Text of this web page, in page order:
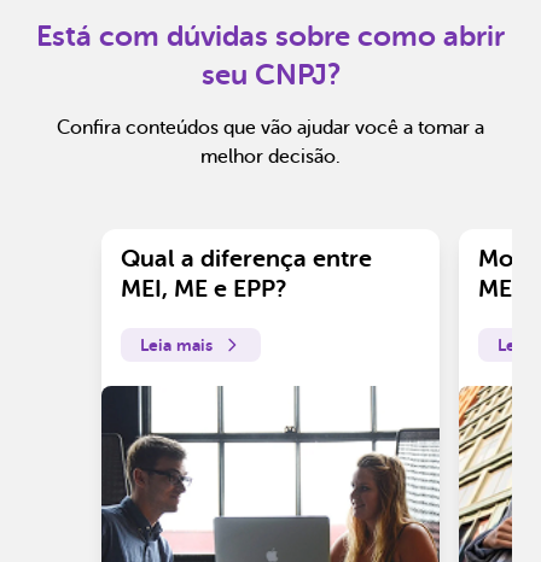
Está com dúvidas sobre como abrir
seu CNPJ?
Confira conteúdos que vão ajudar você a tomar a
melhor decisão.
Qual a diferença entre
MEI, ME e EPP?
Leia mais
ME?
Leia